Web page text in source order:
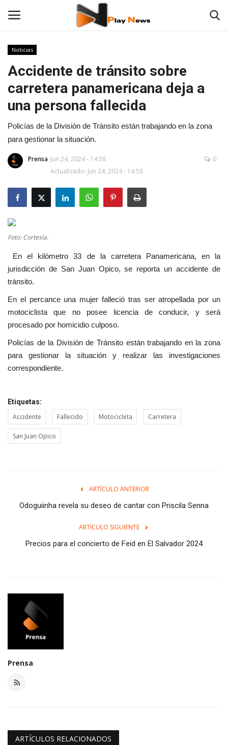
TV en Vivo
En Vivo
Noticias
Contáctenos
Fotos
Deportes
Empresas
Cine y TV
Videos virales
Tecnología
Podcast y Audios
Noticias
Accidente de tránsito sobre
carretera panamericana deja a
una persona fallecida
Policías de la División de Tránsito están trabajando en la zona
para gestionar la situación.
Prensa Jun 24, 2024 - 14:58
Actualizado: Jun 24, 2024 - 14:58
0
Foto: Cortesía.
En el kilómetro 33 de la carretera Panamericana, en la
jurisdicción de San Juan Opico, se reporta un accidente de
tránsito.
En el percance una mujer falleció tras ser atropellada por un
motociclista que no posee licencia de conducir, y será
procesado por homicidio culposo.
Policías de la División de Tránsito están trabajando en la zona
para gestionar la situación y realizar las investigaciones
correspondiente.
Etiquetas:
Accidente Fallecido Motocicleta Carretera
San Juan Opico
ARTÍCULO ANTERIOR
Odoguiinha revela su deseo de cantar con Priscila Senna
ARTÍCULO SIGUIENTE
Precios para el concierto de Feid en El Salvador 2024
Prensa
ARTÍCULOS RELACIONADOS